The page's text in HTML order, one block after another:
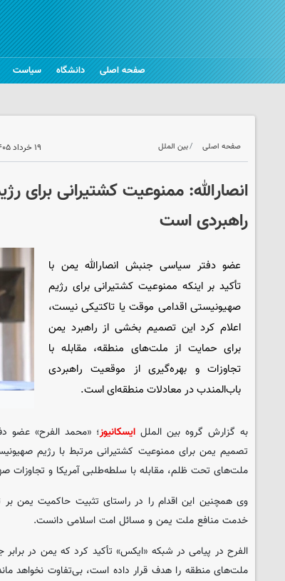
صفحه اصلی دانشگاه سیاست
صفحه اصلی بین الملل ۱۹ خرداد ۱۴۰۵ - ۱۳:۱۰
انصارالله: ممنوعیت کشتیرانی
راهبردی است
عضو دفتر سیاسی جنبش انصارالله یمن با
تأکید بر اینکه ممنوعیت کشتیرانی برای رژیم
صهیونیستی اقدامی موقت یا تاکتیکی نیست،
اعلام کرد این تصمیم بخشی از راهبرد یمن
برای حمایت از ملت‌های منطقه، مقابله با
تجاوزات و بهره‌گیری از موقعیت راهبردی
باب‌المندب در معادلات منطقه‌ای است.
به گزارش گروه بین الملل ایسکانیوز؛ «محمد الفرح» عضو
تصمیم یمن برای ممنوعیت کشتیرانی مرتبط با رژیم
ملت‌های تحت ظلم، مقابله با سلطه‌طلبی آمریکا و تجاوزات
وی همچنین این اقدام را در راستای تثبیت حاکمیت یمن بر
خدمت منافع ملت یمن و مسائل امت اسلامی دانست.
الفرح در پیامی در شبکه «ایکس» تأکید کرد که یمن در
ملت‌های منطقه را هدف قرار داده است، بی‌تفاوت نخواهد